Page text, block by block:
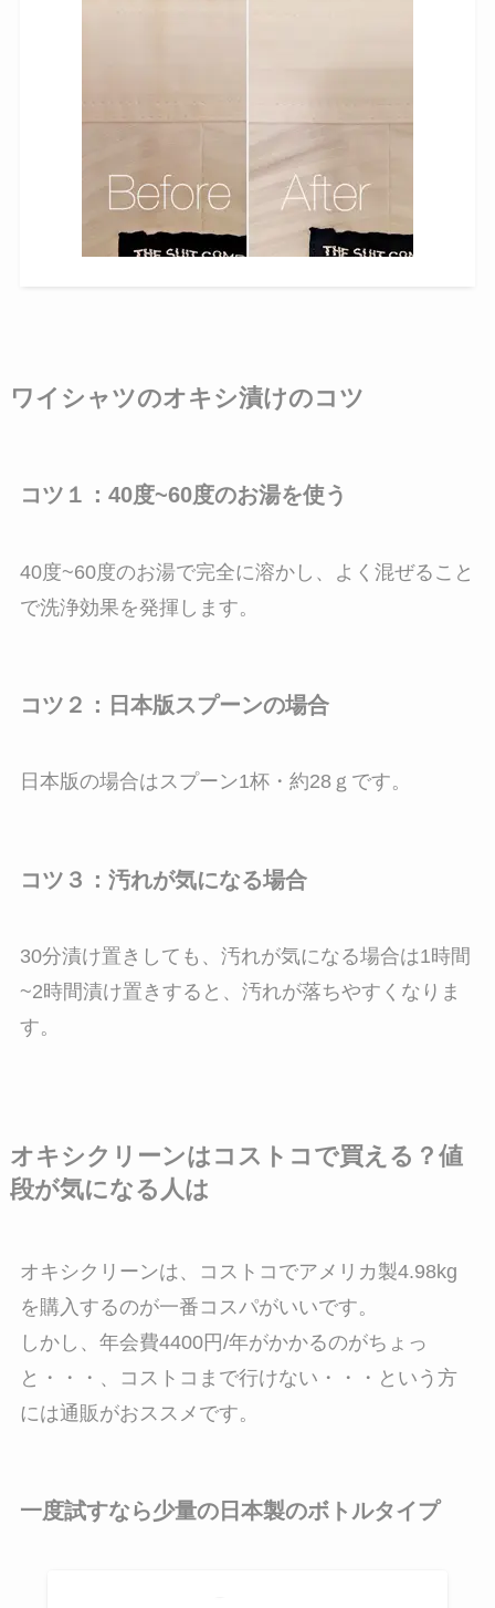
ワイシャツのオキシ漬けのコツ
コツ１：40度~60度のお湯を使う
40度~60度のお湯で完全に溶かし、よく混ぜること
で洗浄効果を発揮します。
コツ２：日本版スプーンの場合
日本版の場合はスプーン1杯・約28ｇです。
コツ３：汚れが気になる場合
30分漬け置きしても、汚れが気になる場合は1時間
~2時間漬け置きすると、汚れが落ちやすくなりま
す。
オキシクリーンはコストコで買える？値
段が気になる人は
オキシクリーンは、コストコでアメリカ製4.98kg
を購入するのが一番コスパがいいです。
しかし、年会費4400円/年がかかるのがちょっ
と・・・、コストコまで行けない・・・という方
には通販がおススメです。
一度試すなら少量の日本製のボトルタイプ